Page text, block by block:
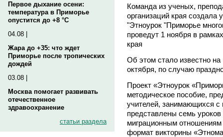
Первое дыхание осени:
температура в Приморье
опустится до +8 °C
04.08 |
Жара до +35: что ждет
Приморье после тропических
дождей
03.08 |
Москва помогает развивать
отечественное
здравоохранение
статьи раздела
Команда из ученых,
организаций края создала
"Этноурок "Приморье
проведут 1 ноября в
края
Об этом стало известно на
октября, по случаю
Проект «Этноурок
методическое пособие,
учителей, занимающихся с
представлены семь
миграционным отношениям
формат викторины